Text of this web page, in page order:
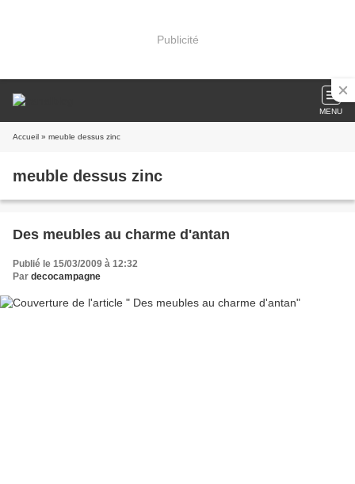
Publicité
MENU
Accueil » meuble dessus zinc
meuble dessus zinc
Des meubles au charme d'antan
Publié le 15/03/2009 à 12:32
Par decocampagne